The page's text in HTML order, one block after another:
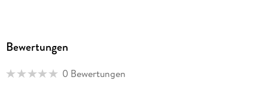
Bewertungen
0 Bewertungen